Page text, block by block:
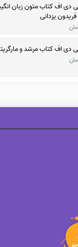
دی اف کتاب متون زبان
یزدانی
دی اف کتاب مرشد و